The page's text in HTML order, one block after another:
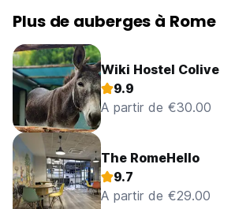
Plus de auberges à Rome
Wiki Hostel Colive
9.9
A partir de €30.00
The RomeHello
9.7
A partir de €29.00